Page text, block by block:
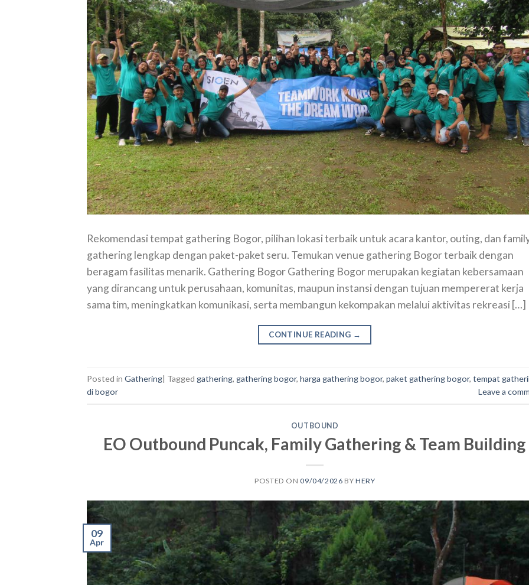
Rekomendasi tempat gathering Bogor, pilihan lokasi terbaik untuk acara kantor, outing, dan
gathering lengkap dengan paket-paket seru. Temukan venue gathering Bogor terbaik dengan
beragam fasilitas menarik. Gathering Bogor Gathering Bogor merupakan kegiatan kebersamaan
yang dirancang untuk perusahaan, komunitas, maupun instansi dengan tujuan mempererat kerja
sama tim, meningkatkan komunikasi, serta membangun kekompakan melalui aktivitas rekreasi […]
CONTINUE READING →
Posted in Gathering| Tagged gathering, gathering bogor, harga gathering bogor, paket gathering bogor, tempat
di bogor
Leave a
OUTBOUND
EO Outbound Puncak, Family Gathering & Team Building
POSTED ON09/04/2026 BY HERY
09
Apr